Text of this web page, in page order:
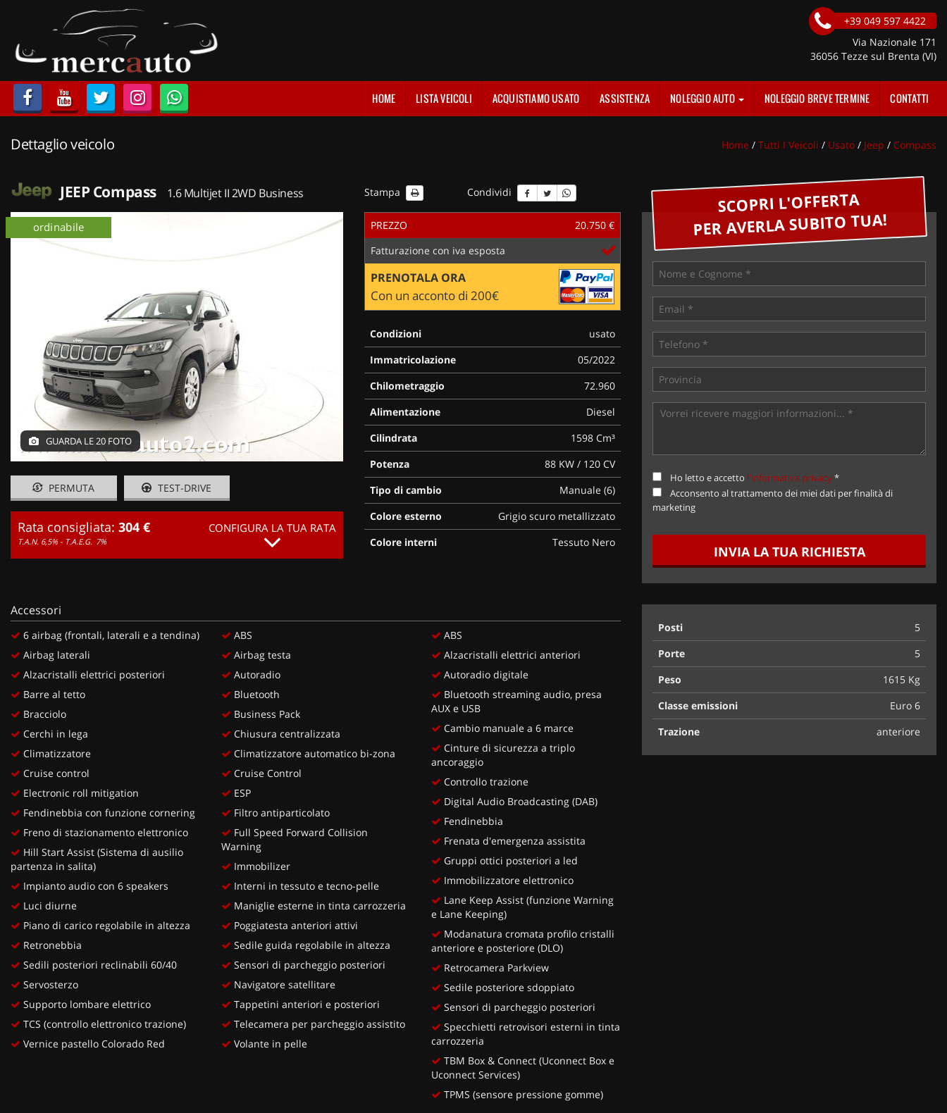
LISTA VEICOLI
ACQUISTIAMO USATO
ASSISTENZA
NOLEGGIO AUTO
NOLEGGIO LUNGO TERMINE
+39 049 597 4422
Via Nazionale 171
36056 Tezze sul Brenta (VI)
HOME LISTA VEICOLI ACQUISTIAMO USATO ASSISTENZA NOLEGGIO AUTO NOLEGGIO BREVE TERMINE CONTATTI
Dettaglio veicolo Home / Tutti I Veicoli / Usato / Jeep / Compass
JEEP Compass 1.6 Multijet II 2WD Business Stampa Condividi
ordinabile
GUARDA LE 20 FOTO
PERMUTA TEST-DRIVE
Rata consigliata: 304 €
T.A.N. 6,5% - T.A.E.G. 7%
CONFIGURA LA TUA RATA
PREZZO
20.750 €
Fatturazione con iva esposta
PRENOTALA ORA
Con un acconto di 200€
Condizioni
usato
Immatricolazione
05/2022
Chilometraggio
72.960
Alimentazione
Diesel
Cilindrata
1598 Cm³
Potenza
88 KW / 120 CV
Tipo di cambio
Manuale (6)
Colore esterno
Grigio scuro metallizzato
Colore interni
Tessuto Nero
SCOPRI L'OFFERTA
PER AVERLA SUBITO TUA!
Ho letto e accetto l'informativa privacy*
Acconsento al trattamento dei miei dati per finalità di
marketing
INVIA LA TUA RICHIESTA
Accessori
6 airbag (frontali, laterali e a tendina)
Airbag laterali
Alzacristalli elettrici posteriori
Barre al tetto
Bracciolo
Cerchi in lega
Climatizzatore
Cruise control
Electronic roll mitigation
Fendinebbia con funzione cornering
Freno di stazionamento elettronico
Hill Start Assist (Sistema di ausilio
partenza in salita)
Impianto audio con 6 speakers
Luci diurne
Piano di carico regolabile in altezza
Retronebbia
Sedili posteriori reclinabili 60/40
Servosterzo
Supporto lombare elettrico
TCS (controllo elettronico trazione)
Vernice pastello Colorado Red
ABS
Airbag testa
Autoradio
Bluetooth
Business Pack
Chiusura centralizzata
Climatizzatore automatico bi-zona
Cruise Control
ESP
Filtro antiparticolato
Full Speed Forward Collision
Warning
Immobilizer
Interni in tessuto e tecno-pelle
Maniglie esterne in tinta carrozzeria
Poggiatesta anteriori attivi
Sedile guida regolabile in altezza
Sensori di parcheggio posteriori
Navigatore satellitare
Tappetini anteriori e posteriori
Telecamera per parcheggio assistito
Volante in pelle
ABS
Alzacristalli elettrici anteriori
Autoradio digitale
Bluetooth streaming audio, presa
AUX e USB
Cambio manuale a 6 marce
Cinture di sicurezza a triplo
ancoraggio
Controllo trazione
Digital Audio Broadcasting (DAB)
Fendinebbia
Frenata d'emergenza assistita
Gruppi ottici posteriori a led
Immobilizzatore elettronico
Lane Keep Assist (funzione Warning
e Lane Keeping)
Modanatura cromata profilo cristalli
anteriore e posteriore (DLO)
Retrocamera Parkview
Sedile posteriore sdoppiato
Sensori di parcheggio posteriori
Specchietti retrovisori esterni in tinta
carrozzeria
TBM Box & Connect (Uconnect Box e
Uconnect Services)
TPMS (sensore pressione gomme)
Posti
5
Porte
5
Peso
1615 Kg
Classe emissioni
Euro 6
Trazione
anteriore